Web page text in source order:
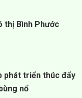
thị Bình Phước
phát triển thúc đẩy
nổ